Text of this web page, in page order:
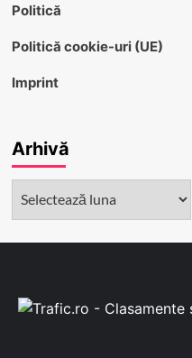
Politică
Politică cookie-uri (UE)
Imprint
Arhivă